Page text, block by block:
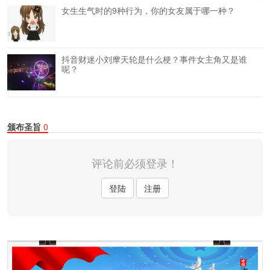
女生生气时的9种行为，你的女友属于哪一种？
抖音财迷小刘摩天轮是什么梗？事件女主角又是谁
呢？
颁布圣旨 0
评论前必须登录！
登陆 注册